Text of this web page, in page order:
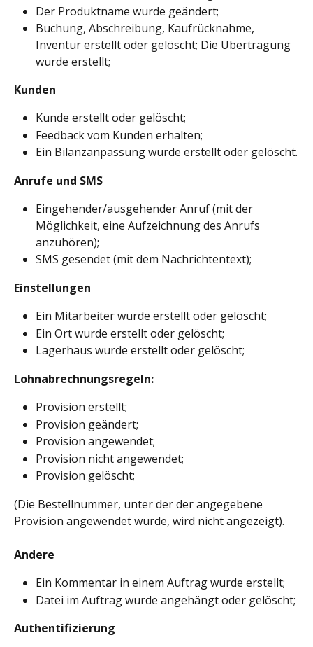
Der Produktname wurde geändert;
Buchung, Abschreibung, Kaufrücknahme,
Inventur erstellt oder gelöscht; Die Übertragung
wurde erstellt;
Kunden
Kunde erstellt oder gelöscht;
Feedback vom Kunden erhalten;
Ein Bilanzanpassung wurde erstellt oder gelöscht.
Anrufe und SMS
Eingehender/ausgehender Anruf (mit der
Möglichkeit, eine Aufzeichnung des Anrufs
anzuhören);
SMS gesendet (mit dem Nachrichtentext);
Einstellungen
Ein Mitarbeiter wurde erstellt oder gelöscht;
Ein Ort wurde erstellt oder gelöscht;
Lagerhaus wurde erstellt oder gelöscht;
Lohnabrechnungsregeln:
Provision erstellt;
Provision geändert;
Provision angewendet;
Provision nicht angewendet;
Provision gelöscht;
(Die Bestellnummer, unter der der angegebene
Provision angewendet wurde, wird nicht angezeigt).
Andere
Ein Kommentar in einem Auftrag wurde erstellt;
Datei im Auftrag wurde angehängt oder gelöscht;
Authentifizierung